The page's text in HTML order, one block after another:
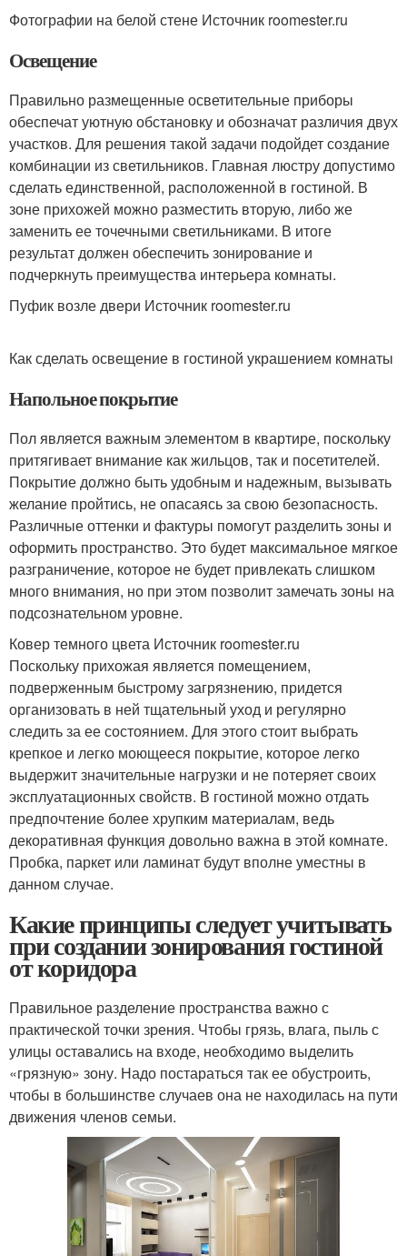
Фотографии на белой стене Источник roomester.ru
Освещение
Правильно размещенные осветительные приборы
обеспечат уютную обстановку и обозначат различия двух
участков. Для решения такой задачи подойдет создание
комбинации из светильников. Главная люстру допустимо
сделать единственной, расположенной в гостиной. В
зоне прихожей можно разместить вторую, либо же
заменить ее точечными светильниками. В итоге
результат должен обеспечить зонирование и
подчеркнуть преимущества интерьера комнаты.
Пуфик возле двери Источник roomester.ru
Как сделать освещение в гостиной украшением комнаты
Напольное покрытие
Пол является важным элементом в квартире, поскольку
притягивает внимание как жильцов, так и посетителей.
Покрытие должно быть удобным и надежным, вызывать
желание пройтись, не опасаясь за свою безопасность.
Различные оттенки и фактуры помогут разделить зоны и
оформить пространство. Это будет максимальное мягкое
разграничение, которое не будет привлекать слишком
много внимания, но при этом позволит замечать зоны на
подсознательном уровне.
Ковер темного цвета Источник roomester.ru
Поскольку прихожая является помещением,
подверженным быстрому загрязнению, придется
организовать в ней тщательный уход и регулярно
следить за ее состоянием. Для этого стоит выбрать
крепкое и легко моющееся покрытие, которое легко
выдержит значительные нагрузки и не потеряет своих
эксплуатационных свойств. В гостиной можно отдать
предпочтение более хрупким материалам, ведь
декоративная функция довольно важна в этой комнате.
Пробка, паркет или ламинат будут вполне уместны в
данном случае.
Какие принципы следует учитывать
при создании зонирования гостиной
от коридора
Правильное разделение пространства важно с
практической точки зрения. Чтобы грязь, влага, пыль с
улицы оставались на входе, необходимо выделить
«грязную» зону. Надо постараться так ее обустроить,
чтобы в большинстве случаев она не находилась на пути
движения членов семьи.